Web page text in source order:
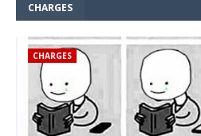
CHARGES
CHARGES